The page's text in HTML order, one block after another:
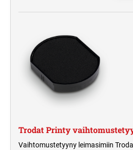
Trodat Printy
Vaihtomustetyyny leimasimiin